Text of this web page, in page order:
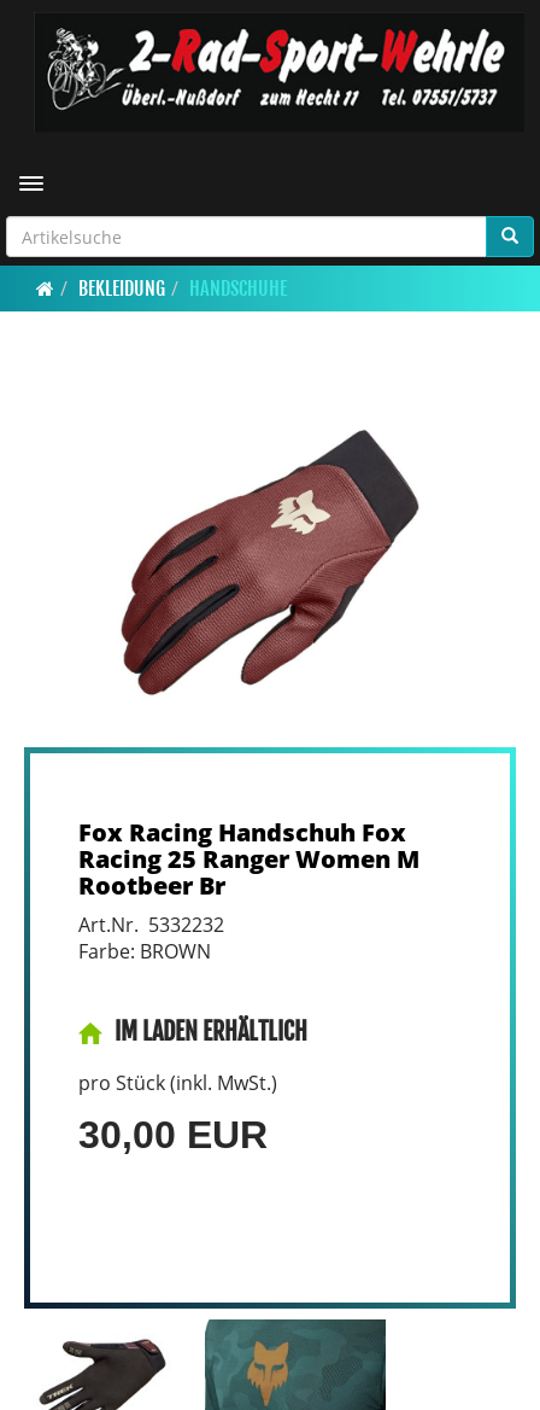
Toggle navigation
BEKLEIDUNG HANDSCHUHE
Fox Racing Handschuh Fox
Racing 25 Ranger Women M
Rootbeer Br
Art.Nr. 5332232
Farbe: BROWN
IM LADEN ERHÄLTLICH
pro Stück (inkl. MwSt.)
30,00 EUR